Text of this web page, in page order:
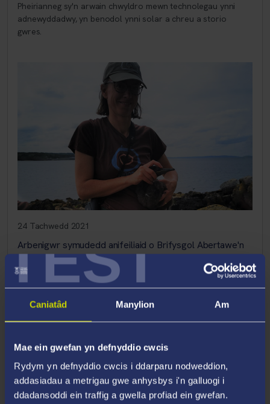
TEST
Caniatâd Manylion Am
Mae ein gwefan yn defnyddio cwcis
Rydym yn defnyddio cwcis i ddarparu nodweddion,
addasiadau a metrigau gwe anhysbys i'n galluogi i
ddadansoddi ein traffig a gwella profiad ein gwefan.
Pheirianneg sy'n arwain chwyldro mewn technolegau ynni
adnewyddadwy, yn benodol ynni solar a chreu a storio
gwres.
24 Tachwedd 2021
Arbenigwr symudedd anifeiliaid o Brifysgol Abertawe'n
ennill medal glodwiw am gyfraniad gwyddonol
Mae'r Athro Emily Shepard, sy'n arbenigo yn ecoleg
symudedd anifeiliaid gwyllt, wedi ennill Medal Gwyddoniaeth
uchel ei bri Cymdeithas Sŵoleg Llundain (ZSL), i gydnabod ei